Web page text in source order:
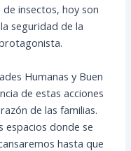
insectos, hoy son
seguridad de la
Humanas y Buen
de estas acciones
de las familias.
espacios donde se
hasta que